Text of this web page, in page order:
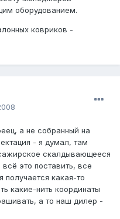
оборудованием.
ковриков -
а не собранный на
- я думал, там
скалдывающееся
это поставить, все
получается какая-то
какие-нить координаты
а то наш дилер -